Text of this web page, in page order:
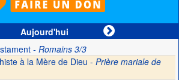
Aujourd'hui
- Romains 3/3
à la Mère de Dieu - Prière mariale de